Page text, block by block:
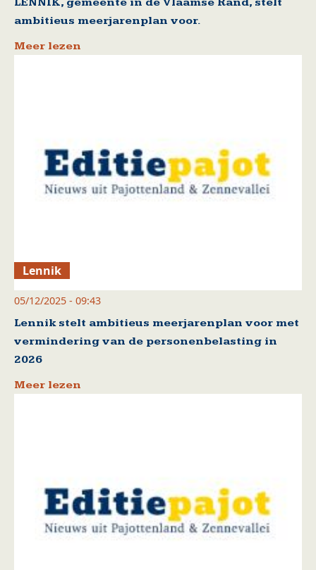
ambitieus meerjarenplan voor.
Meer lezen
Lennik
05/12/2025 - 09:43
Lennik stelt ambitieus meerjarenplan voor met
vermindering van de personenbelasting in
2026
Meer lezen